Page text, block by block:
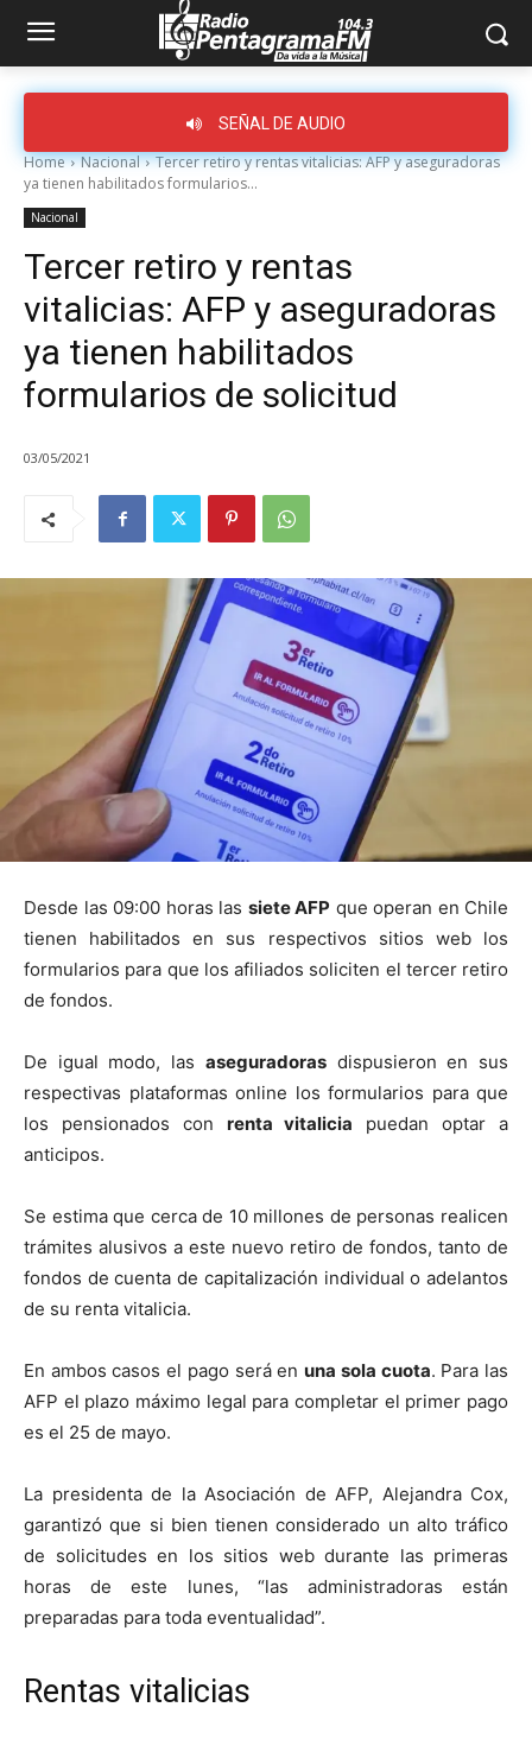
SEÑAL DE AUDIO
Home Nacional
Tercer retiro y rentas vitalicias: AFP y aseguradoras
ya tienen habilitados formularios...
Nacional
Tercer retiro y rentas
vitalicias: AFP y aseguradoras
ya tienen habilitados
formularios de solicitud
03/05/2021
Desde las 09:00 horas las siete AFP que operan en Chile
tienen habilitados en sus respectivos sitios web los
formularios para que los afiliados soliciten el tercer retiro
de fondos.
De igual modo, las aseguradorasdispusieron en sus
respectivas plataformas online los formularios para que
los pensionados con renta vitalicia puedan optar a
anticipos.
Se estima que cerca de 10 millones de personas realicen
trámites alusivos a este nuevo retiro de fondos, tanto de
fondos de cuenta de capitalización individual o adelantos
de su renta vitalicia.
En ambos casos el pago será enuna sola cuota. Para las
AFP el plazo máximo legal para completar el primer pago
es el 25 de mayo.
La presidenta de la Asociación de AFP, Alejandra Cox,
garantizó que si bien tienen considerado un alto tráfico
de solicitudes en los sitios web durante las primeras
horas de este lunes, “las administradoras están
preparadas para toda eventualidad”.
Rentas vitalicias